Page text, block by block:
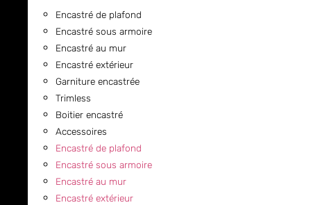
Encastré de plafond
Encastré sous armoire
Encastré au mur
Encastré extérieur
Garniture encastrée
Trimless
Boitier encastré
Accessoires
Encastré de plafond
Encastré sous armoire
Encastré au mur
Encastré extérieur